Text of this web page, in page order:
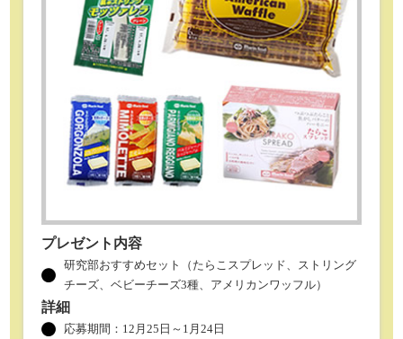
プレゼント内容
研究部おすすめセット（たらこスプレッド、ストリング
チーズ、ベビーチーズ3種、アメリカンワッフル）
詳細
応募期間：12月25日～1月24日